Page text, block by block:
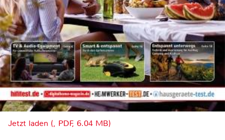
Jetzt laden (, PDF, 6.04 MB)